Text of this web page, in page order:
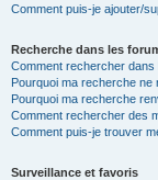
Comment puis-je ajouter/
Recherche dans les
Comment rechercher dans
Pourquoi ma recherche ne
Pourquoi ma recherche
Comment rechercher des
Comment puis-je trouver
Surveillance et favoris